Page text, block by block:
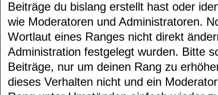
Beiträge du bislang erstellt hast oder
wie Moderatoren und Administratoren.
Wortlaut eines Ranges nicht direkt
Administration festgelegt wurden. Bitte
Beiträge, nur um deinen Rang zu
dieses Verhalten nicht und ein